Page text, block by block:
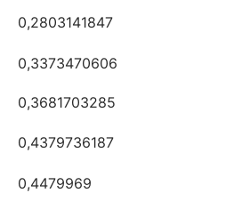
0,2803141847
0,3373470606
0,3681703285
0,4379736187
0,4479969